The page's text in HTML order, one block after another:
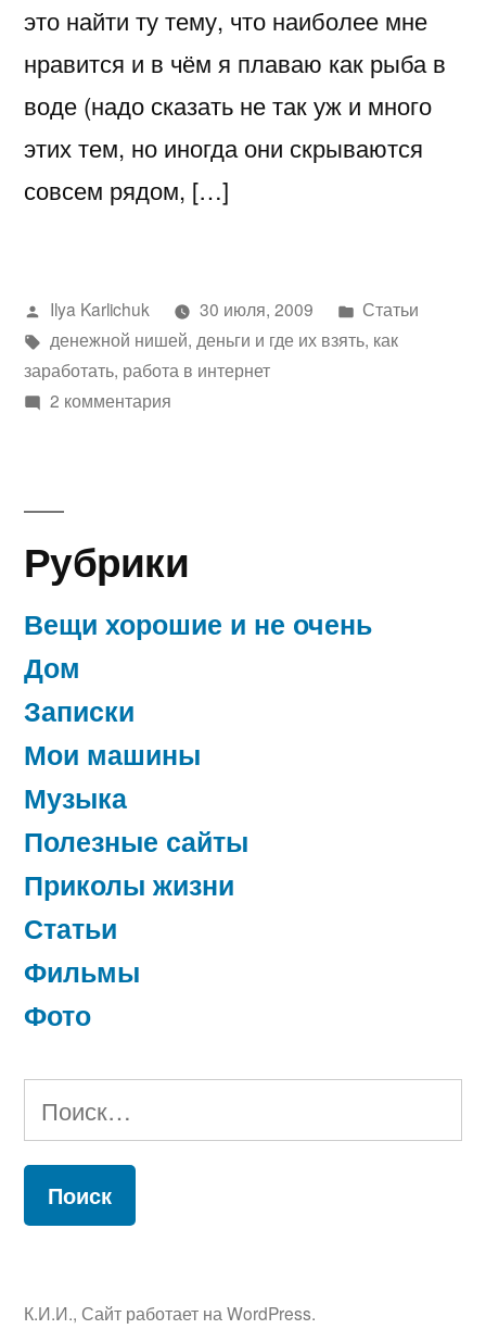
это найти ту тему, что наиболее мне
нравится и в чём я плаваю как рыба в
воде (надо сказать не так уж и много
этих тем, но иногда они скрываются
совсем рядом, […]
Написано
автором
Ilya Karlichuk 30 июля, 2009
Написано
в
Статьи
Метки:
денежной нишей, деньги и где их взять, как
заработать, работа в интернет
2 комментарияк
Рубрики
Вещи хорошие и не очень
Дом
Записки
Мои машины
Музыка
Полезные сайты
Приколы жизни
Статьи
Фильмы
Фото
Найти:
К.И.И., Сайт работает на WordPress.